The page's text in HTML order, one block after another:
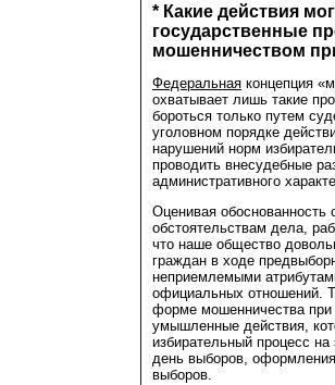
* Какие действия
государственные
мошенничеством
Федеральная концепция
охватывает лишь такие
бороться только путем
уголовном порядке
нарушений норм
проводить внесудебные
административного
Оценивая обоснованность
обстоятельствам дела,
что наше общество
граждан в ходе
неприемлемыми
официальных отношений.
форме мошенничества при
умышленные действия,
избирательный процесс на
день выборов, оформления
выборов.